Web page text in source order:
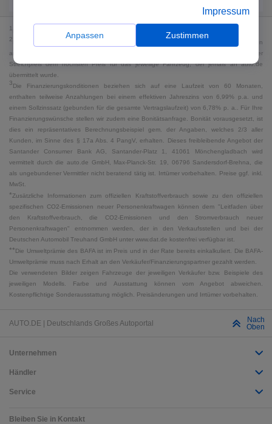
1
2 Bei dem Streichpreis handelt es sich für Neufahrzeuge und junge Gebrauchte um den
an auto.de übermittelten Listenpreis. Für alle anderen Fahrzeuge entspricht der
Streichpreis dem höchsten Preis für das jeweilige Fahrzeug, der jemals an auto.de
übermittelt wurde.
3Die Finanzierungskonditionen beziehen sich auf eine Laufzeit von 60 Monaten,
enthalten teilweise Anzahlungen bei einem effektiven Jahreszins von 6,99% p.a. und
einem Sollzinssatz (gebunden für die gesamte Vertragslaufzeit) von 6,78% p. a.. Für Ihre
Finanzierungswünsche stellen wir zudem eine Bonitätsanfrage. Bonität vorausgesetzt, ist
dies ein repräsentatives Berechnungsbeispiel gem. der Angaben, welches 2/3 aller
Kunden, im Sinne des § 17a Abs. 4 PangV, erhalten. Dieses freibleibende Angebot der
Santander Consumer Bank AG, Santander-Platz 1, 41061 Mönchengladbach wird
vermittelt durch die auto.de GmbH, Max-Planck-Str. 19, 06796 Sandersdorf-Brehna, die
als ungebundener Vermittler nicht beratend tätig ist. Irrtümer vorbehalten. Preise ggf. inkl.
MwSt.
*Zusätzliche Informationen zum offiziellen Kraftstoffverbrauch sowie zu den offiziellen
spezifischen CO2-Emissionen neuer Personenkraftwagen können dem "Leitfaden über
den Kraftstoffverbrauch, die CO2-Emissionen und den Stromverbrauch neuer
Personenkraftwagen" entnommen werden, der in den Verkaufsstellen und bei der
Deutschen Automobil Treuhand GmbH unter www.dat.de kostenfrei verfügbar ist.
**Die Umweltprämie des BAFA ist im Preis und in der Rate bereits einkalkuliert. Die BAFA-
Umweltprämie muss nach Erhalt an den Verkäufer/Finanzierungspartner gezahlt werden.
Die verwendeten Bilder zeigen Fahrzeuge der jeweiligen Verkäufer bzw. Beispiele des
jeweiligen Modells. Farbe und Ausstattung können vom Angebot abweichen.
Kostenpflichtige Sonderausstattung möglich. Preisänderungen und Irrtümer vorbehalten.
AUTO.DE | Deutschlands Großes Autoportal
Nach
Oben
Unternehmen
Händler
Service
Bleiben Sie in Kontakt
anpassen. Dies ist auch später jederzeit im Bereich
Cookie-Richtliniemöglich. Weitere Informationen finden
Sie in unsererDatenschutzerklärung .
Impressum
Anpassen Zustimmen